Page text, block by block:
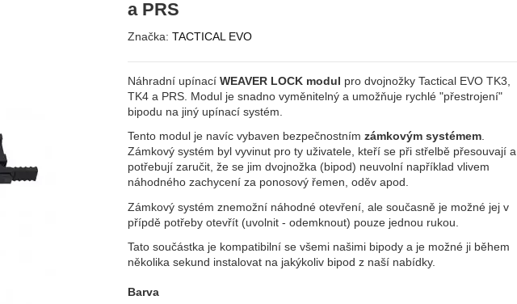
a PRS
Značka: TACTICAL EVO
Náhradní upínacíWEAVER LOCK modul pro dvojnožky Tactical EVO TK3,
TK4 a PRS. Modul je snadno vyměnitelný a umožňuje rychlé "přestrojení"
bipodu na jiný upínací systém.
Tento modul je navíc vybaven bezpečnostním zámkovým systémem.
Zámkový systém byl vyvinut pro ty uživatele, kteří se při střelbě přesouvají a
potřebují zaručit, že se jim dvojnožka (bipod) neuvolní například vlivem
náhodného zachycení za ponosový řemen, oděv apod.
Zámkový systém znemožní náhodné otevření, ale současně je možné jej v
přípdě potřeby otevřít (uvolnit - odemknout) pouze jednou rukou.
Tato součástka je kompatibilní se všemi našimi bipody a je možné ji během
několika sekund instalovat na jakýkoliv bipod z naší nabídky.
Barva